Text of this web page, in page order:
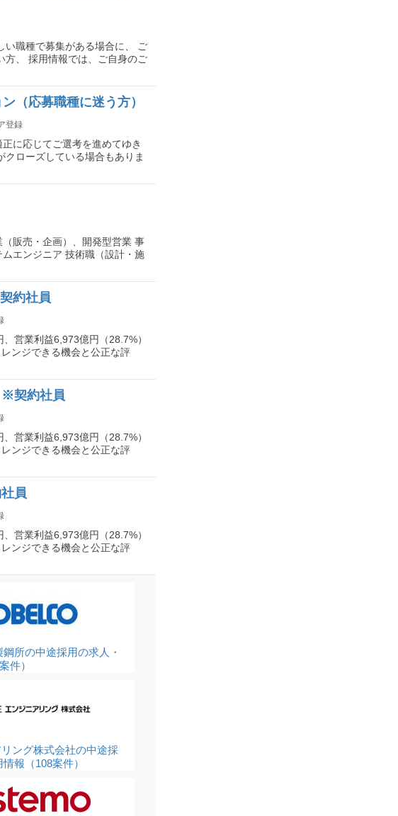
い職種で募集がある場合に、 ご
方、 採用情報では、ご自身のご
（応募職種に迷う方）
登録
に応じてご選考を進めてゆき
ローズしている場合もありま
販売・企画）、開発型営業 事
エンジニア 技術職（設計・施
約社員
営業利益6,973億円（28.7%）
ンジできる機会と公正な評
※契約社員
営業利益6,973億円（28.7%）
ンジできる機会と公正な評
員
営業利益6,973億円（28.7%）
ンジできる機会と公正な評
所の中途採用の求人・
件）
ング株式会社の中途採
報（108案件）